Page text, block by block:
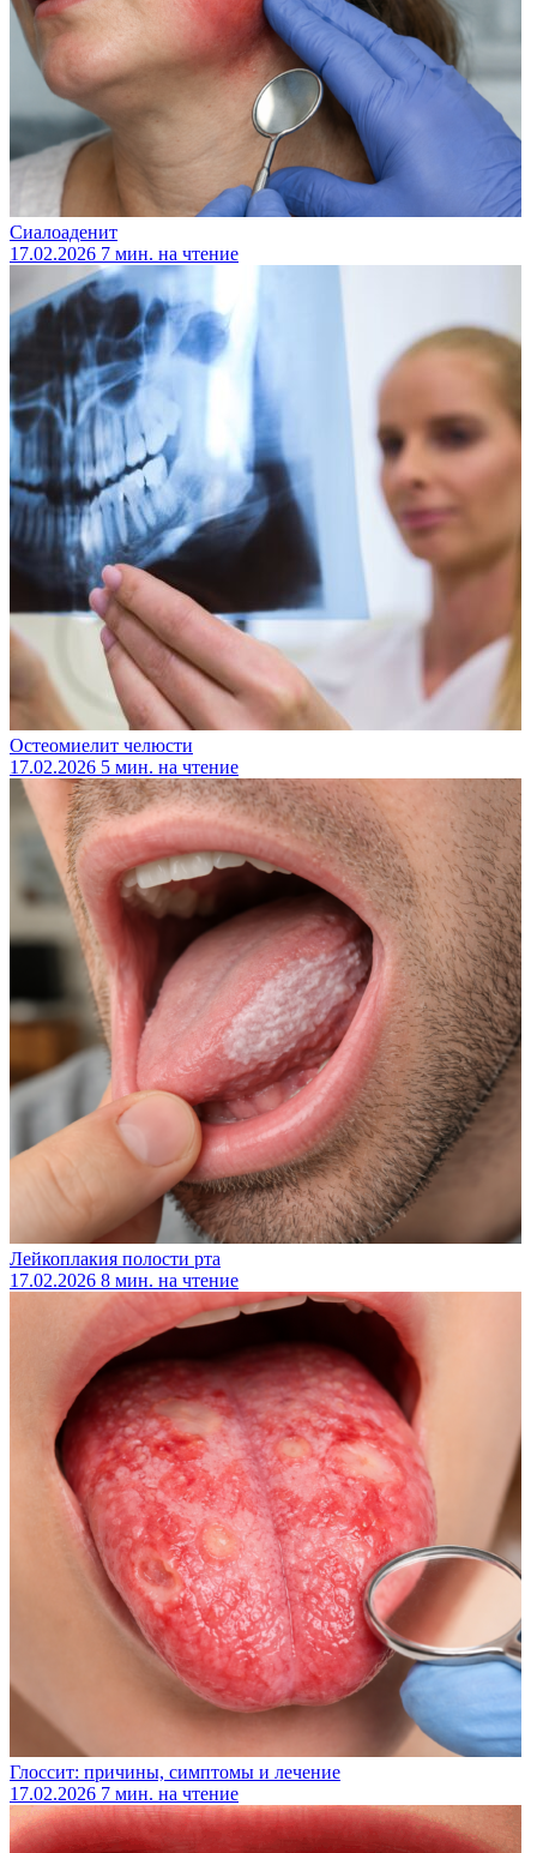
Сиалоаденит
17.02.2026 7 мин. на чтение
Остеомиелит челюсти
17.02.2026 5 мин. на чтение
Лейкоплакия полости рта
17.02.2026 8 мин. на чтение
Глоссит: причины, симптомы и лечение
17.02.2026 7 мин. на чтение